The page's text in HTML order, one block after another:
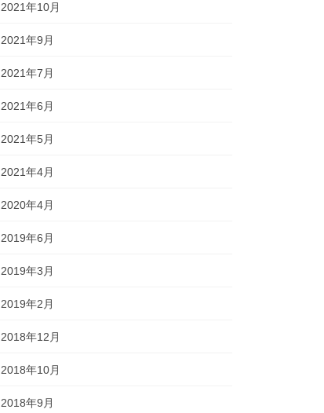
2021年10月
2021年9月
2021年7月
2021年6月
2021年5月
2021年4月
2020年4月
2019年6月
2019年3月
2019年2月
2018年12月
2018年10月
2018年9月